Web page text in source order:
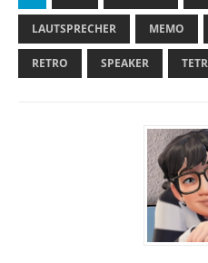
LAUTSPRECHER MEMO
RETRO SPEAKER